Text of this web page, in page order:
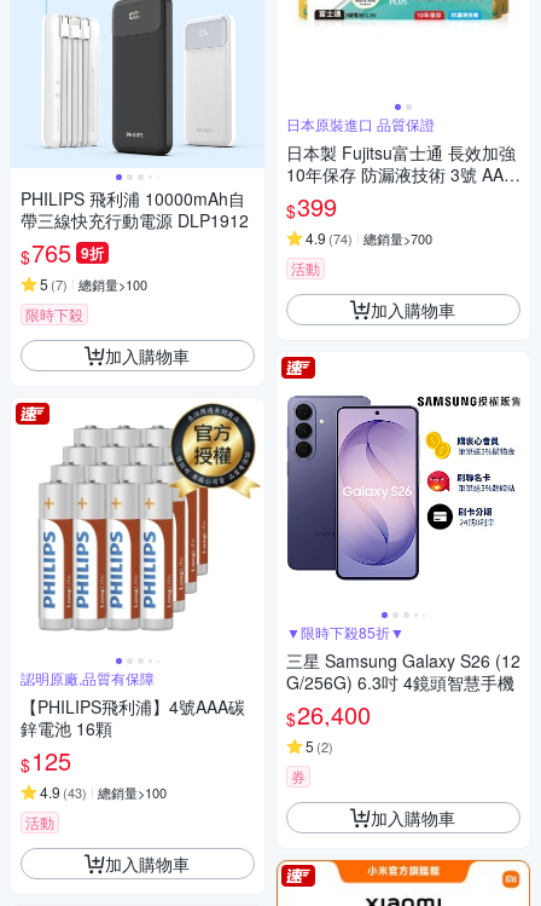
PHILIPS 飛利浦 10000mAh自
帶三線快充行動電源 DLP1912
$765 9折
5 (7) 總銷量>100
限時下殺
加入購物車
認明原廠,品質有保障
【PHILIPS飛利浦】4號AAA碳
鋅電池 16顆
$125
4.9 (43) 總銷量>100
活動
加入購物車
日本原裝進口 品質保證
日本製 Fujitsu富士通 長效加強
10年保存 防漏液技術 3號 AA /
4號 AAA 鹼性電池(精裝版20入
裝)
$399
4.9 (74) 總銷量>700
活動
加入購物車
▼限時下殺85折▼
三星 Samsung Galaxy S26 (12
G/256G) 6.3吋 4鏡頭智慧手機
$26,400
5 (2)
券
加入購物車